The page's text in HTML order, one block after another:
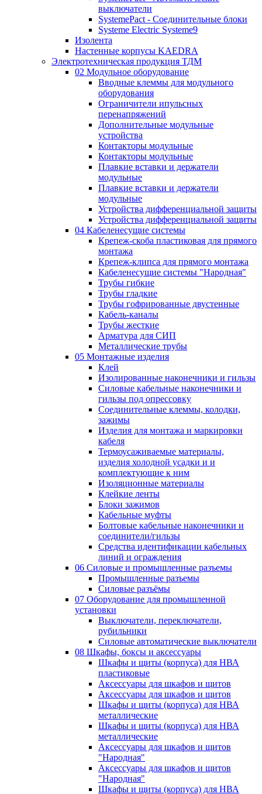
выключатели
SystemePact - Соединительные блоки
Systeme Electric Systeme9
Изолента
Настенные корпусы KAEDRA
Электротехническая продукция ТДМ
02 Модульное оборудование
Вводные клеммы для модульного
оборудования
Ограничители ипульсных
перенапряжений
Дополнительные модульные
устройства
Контакторы модульные
Контакторы модульные
Плавкие вставки и держатели
модульные
Плавкие вставки и держатели
модульные
Устройства дифференциальной защиты
Устройства дифференциальной защиты
04 Кабеленесущие системы
Крепеж-скоба пластиковая для прямого
монтажа
Крепеж-клипса для прямого монтажа
Кабеленесущие системы "Народная"
Трубы гибкие
Трубы гладкие
Трубы гофрированные двустенные
Кабель-каналы
Трубы жесткие
Арматура для СИП
Металлические трубы
05 Монтажные изделия
Клей
Изолированные наконечники и гильзы
Силовые кабельные наконечники и
гильзы под опрессовку
Соединительные клеммы, колодки,
зажимы
Изделия для монтажа и маркировки
кабеля
Термоусаживаемые материалы,
изделия холодной усадки и и
комплектующие к ним
Изоляционные материалы
Клейкие ленты
Блоки зажимов
Кабельные муфты
Болтовые кабельные наконечники и
соединители/гильзы
Средства идентификации кабельных
линий и ограждения
06 Силовые и промышленные разъемы
Промышленные разъемы
Силовые разъёмы
07 Оборудование для промышленной
установки
Выключатели, переключатели,
рубильники
Силовые автоматические выключатели
08 Шкафы, боксы и аксессуары
Шкафы и щиты (корпуса) для НВА
пластиковые
Аксессуары для шкафов и щитов
Аксессуары для шкафов и щитов
Шкафы и щиты (корпуса) для НВА
металлические
Шкафы и щиты (корпуса) для НВА
металлические
Аксессуары для шкафов и щитов
"Народная"
Аксессуары для шкафов и щитов
"Народная"
Шкафы и щиты (корпуса) для НВА